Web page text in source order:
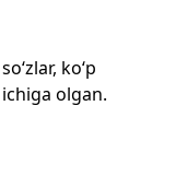
ko‘p
olgan.